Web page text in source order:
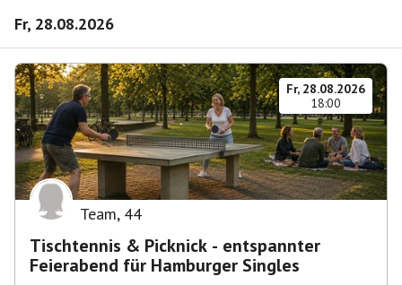
Fr, 28.08.2026
Fr, 28.08.2026
18:00
Team, 44
Tischtennis & Picknick - entspannter
Feierabend für Hamburger Singles